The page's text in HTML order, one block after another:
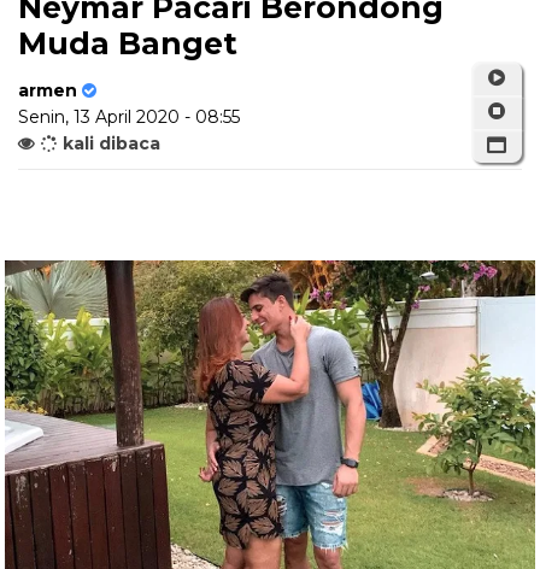
Neymar Pacari Berondong
Muda Banget
armen
Senin, 13 April 2020 - 08:55
kali dibaca